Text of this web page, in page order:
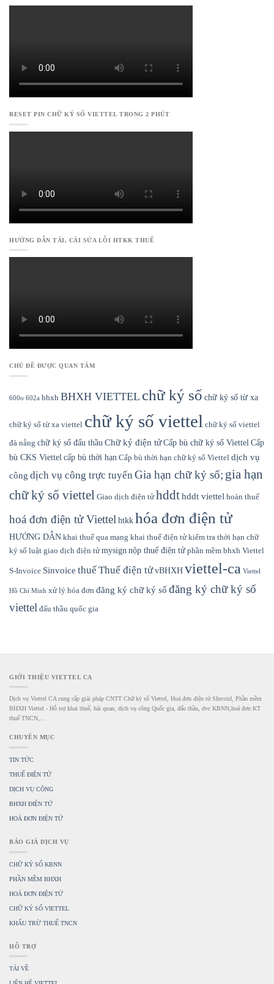
RESET PIN CHỮ KÝ SỐ VIETTEL TRONG 2 PHÚT
HƯỚNG DẪN TẢI, CÀI SỬA LỖI HTKK THUẾ
CHỦ ĐỀ ĐƯỢC QUAN TÂM
600o 602a bhxh BHXH VIETTEL chữ ký số chữ ký số từ xa
chữ ký số từ xa viettel chữ ký số viettel chữ ký số viettel
đà nẵng chữ ký số đấu thầu Chữ ký điện tửCấp bù chữ ký số Viettel Cấp
bù CKS Viettel cấp bù thời hạn Cấp bù thời hạn chữ ký số Viettel dịch vụ
công dịch vụ công trực tuyến Gia hạn chữ ký số; gia hạn
chữ ký số viettel Giao dịch điện tử hddthddt viettel hoàn thuế
hoá đơn điện tử Viettel htkkhóa đơn điện tử
HƯỚNG DẪN khai thuế qua mạng khai thuế điện tử kiểm tra thời hạn chữ
ký số luật giao dịch điện tử mysign nộp thuế điện tử phần mềm bhxh Viettel
S-Invoice Sinvoice thuếThuế điện tửvBHXHviettel-ca Viettel
Hồ Chí Minh xử lý hóa đơn đăng ký chữ ký số đăng ký chữ ký số
viettel đấu thầu quốc gia
GIỚI THIỆU VIETTEL CA
Dịch vụ Viettel CA cung cấp giải pháp CNTT Chữ ký số Viettel, Hoá đơn điện tử SInvoid, Phần mềm
BHXH Viettel - Hỗ trợ khai thuế, hải quan, dịch vụ công Quốc gia, đấu thầu, dvc KBNN,hoá đơn KT
thuế TNCN,...
CHUYÊN MỤC
TIN TỨC
THUẾ ĐIỆN TỬ
DỊCH VỤ CÔNG
BHXH ĐIỆN TỬ
HOÁ ĐƠN ĐIỆN TỬ
BÁO GIÁ DỊCH VỤ
CHỮ KÝ SỐ KBNN
PHẦN MỀM BHXH
HOÁ ĐƠN ĐIỆN TỬ
CHỮ KÝ SỐ VIETTEL
KHẤU TRỪ THUẾ TNCN
HỖ TRỢ
TẢI VỀ